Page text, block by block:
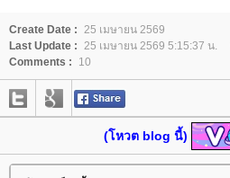
Create Date :
25 เมษายน 2569
Last Update :
25 เมษายน 2569 5:15:37 น.
Comments :
10
(โหวต blog นี้)